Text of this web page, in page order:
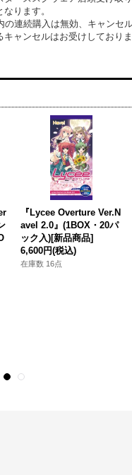
ります。
連続購入は無効、キャンセ
ャンセルはお受けしておりま
『Lycee Overture Ver.N
avel 2.0』(1BOX・20パ
ック入)[新品商品]
6,600円(税込)
在庫数 16点